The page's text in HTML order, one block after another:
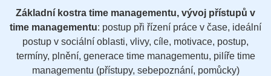
Základní kostra time managementu, vývoj přístupů v
time managementu: postup při řízení práce v čase, ideální
postup v sociální oblasti, vlivy, cíle, motivace, postup,
termíny, plnění, generace time managementu, pilíře time
managementu (přístupy, sebepoznání, pomůcky)